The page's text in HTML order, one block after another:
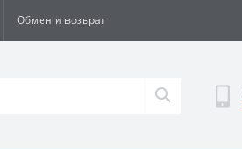
Обмен и возврат